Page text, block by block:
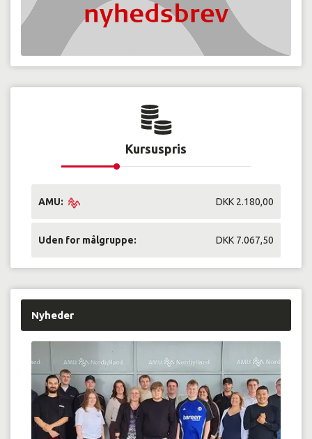
Kursuspris
AMU: DKK 2.180,00
Uden for målgruppe: DKK 7.067,50
Nyheder